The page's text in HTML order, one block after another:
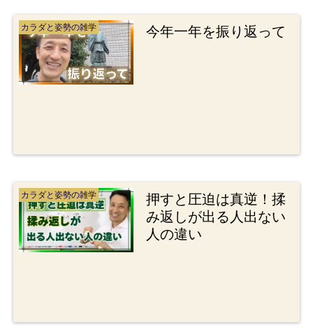
カラダと姿勢の雑学 今年一年を振り返って
カラダと姿勢の雑学
押すと圧迫は真逆！揉
み返しが出る人出ない
人の違い